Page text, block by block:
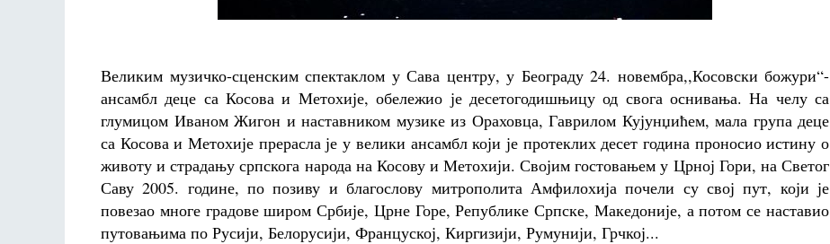
Великим музичко-сценским спектаклом у Сава центру, у Београду 24. новембра,,Косовски божури“-
ансамбл деце са Косова и Метохије, обележио је десетогодишњицу од свога оснивања. На челу са
глумицом Иваном Жигон и наставником музике из Ораховца, Гаврилом Кујунџићем, мала група деце
са Косова и Метохије прерасла је у велики ансамбл који је протеклих десет година проносио истину о
животу и страдању српскога народа на Косову и Метохији. Својим гостовањем у Црној Гори, на Светог
Саву 2005. године, по позиву и благослову митрополита Амфилохија почели су свој пут, који је
повезао многе градове широм Србије, Црне Горе, Републике Српске, Македоније, а потом се наставио
путовањима по Русији, Белорусији, Француској, Киргизији, Румунији, Грчкој...